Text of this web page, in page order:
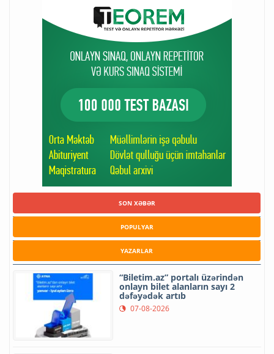
SON XƏBƏR
POPULYAR
YAZARLAR
“Biletim.az” portalı üzərindən
onlayn bilet alanların sayı 2
dəfəyədək artıb
07-08-2026